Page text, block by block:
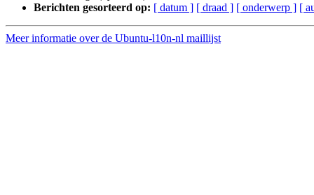
Berichten gesorteerd op: [ datum ] [ draad ] [ onderwerp ] [
Meer informatie over de Ubuntu-l10n-nl maillijst